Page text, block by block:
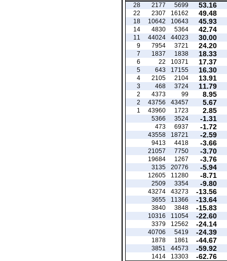
53.16
5699
2177
28
49.48
16162
2307
22
45.93
10643
10642
18
42.74
5364
4830
14
30.00
44023
44024
11
24.20
3721
7954
9
18.33
1838
1837
7
17.37
10371
22
6
16.30
17155
643
5
13.91
2104
2105
4
11.79
3724
468
3
8.95
99
4373
2
5.67
43457
43756
2
2.85
1723
43960
1
-1.31
3524
5366
-1.72
6937
473
-2.59
18721
43558
-3.66
4418
9413
-3.70
7750
21057
-3.76
1267
19684
-5.94
20776
3135
-8.71
11280
12605
-9.80
3354
2509
-13.56
43273
43274
-13.64
11366
3655
-15.83
3848
3840
-22.60
11054
10316
-24.14
12562
3379
-24.39
5419
40706
-44.67
1861
1878
-59.92
44573
3851
-62.76
13303
1414